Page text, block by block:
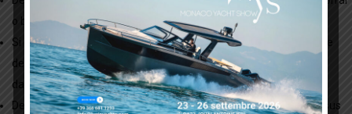
o bloquear sus datos personales cuando lo desee.
Si usted nos da su consentimiento para procesar sus datos, tiene
derecho a revocar dicho consentimiento y a que se eliminen sus
datos personales.
Derecho de cesión de sus datos: tiene derecho a solicitar todos sus